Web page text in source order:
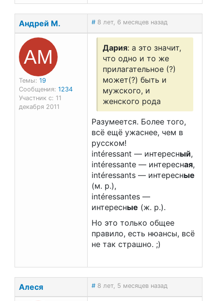
Андрей М. # 8 лет, 6 месяцев назад
АМ
Темы: 19
Сообщения: 1234
Участник с: 11
декабря 2011
Дария: а это значит,
что одно и то же
прилагательное (?)
может(?) быть и
мужского, и
женского рода
Разумеется. Более того,
всё ещё ужаснее, чем в
русском!
intéressant — интересный,
intéressante — интересная,
intéressants — интересные
(м. р.),
intéressantes —
интересные (ж. р.).
Но это только общее
правило, есть нюансы, всё
не так страшно. ;)
Алеся # 8 лет, 5 месяцев назад